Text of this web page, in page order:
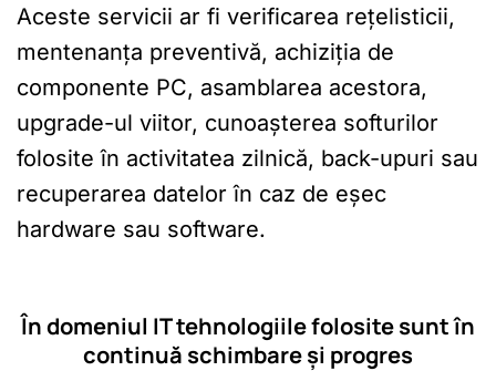
Aceste servicii ar fi verificarea rețelisticii,
mentenanța preventivă, achiziția de
componente PC, asamblarea acestora,
upgrade-ul viitor, cunoașterea softurilor
folosite în activitatea zilnică, back-upuri sau
recuperarea datelor în caz de eșec
hardware sau software.
În domeniul IT tehnologiile folosite sunt în
continuă schimbare și progres